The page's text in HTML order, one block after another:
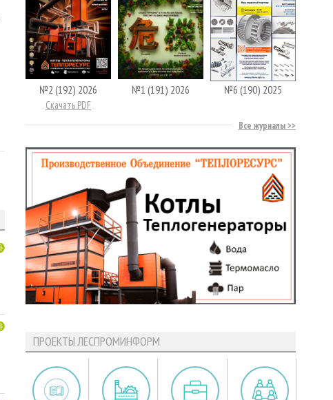
№2 (192) 2026
Скачать PDF
№1 (191) 2026 №6 (190) 2025
Все журналы
ПРОЕКТЫ ЛЕСПРОМИНФОРМ